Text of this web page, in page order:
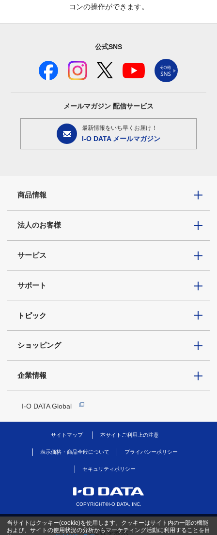
コンの操作ができます。
公式SNS
メールマガジン 配信サービス
最新情報をいち早くお届け！
I-O DATA メールマガジン
商品情報
法人のお客様
サービス
サポート
トピック
ショッピング
企業情報
I-O DATA Global
サイトマップ 本サイトご利用上の注意
表示価格・商品全般について プライバシーポリシー
セキュリティポリシー
COPYRIGHT©I-O DATA, INC.
当サイトはクッキー(cookie)を使用します。クッキーはサイト内の一部の機能
および、サイトの使用状況の分析からマーケティング活動に利用することを目
PC版を表示